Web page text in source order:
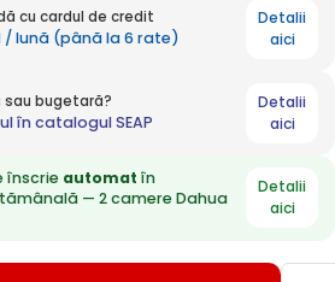
cu cardul de credit
/ lună (până la 6 rate)
Detalii
aici
bugetară?
în catalogul SEAP
Detalii
aici
înscrie automat în
— 2 camere Dahua
Detalii
aici